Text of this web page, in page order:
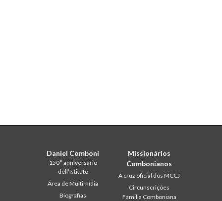
Daniel Comboni
150° anniversario
dell’Istituto
Área de Multimídia
Biografias
Missionários
Combonianos
A cruz oficial dos MCCJ
Circunscrições
Familia Comboniana